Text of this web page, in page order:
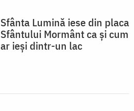
Sfânta Lumină iese din placa
Sfântului Mormânt ca și cum
ar ieși dintr-un lac